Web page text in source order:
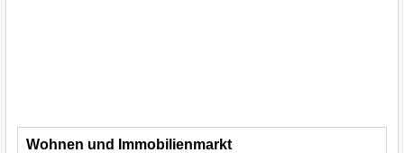
Wohnen und Immobilienmarkt